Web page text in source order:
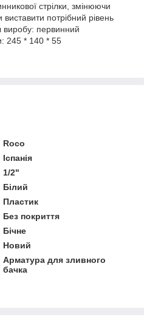
стрілки, змінюючи
потрібний рівень
виробу: первинний
245 * 140 * 55
Roco
Іспанія
1/2"
Білий
Пластик
Без покриття
Бічне
Новий
Арматура для зливного
бачка